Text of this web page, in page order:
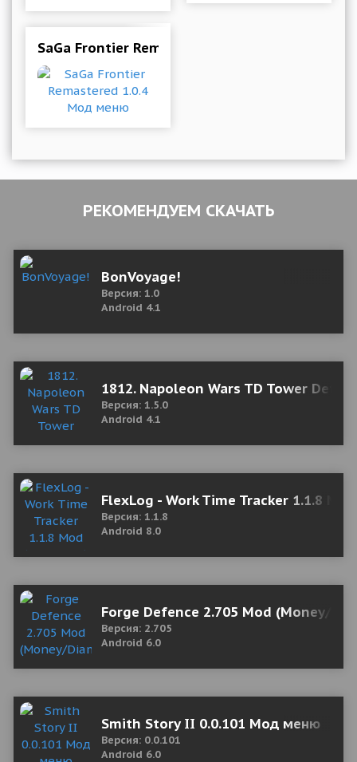
SaGa Frontier Remastered 1.0.4 Мод меню
РЕКОМЕНДУЕМ СКАЧАТЬ
BonVoyage!
Версия: 1.0
Android 4.1
1812. Napoleon Wars TD Tower
Версия: 1.5.0
Android 4.1
FlexLog - Work Time Tracker 1.1.8
Версия: 1.1.8
Android 8.0
Forge Defence 2.705 Mod (Money/
Версия: 2.705
Android 6.0
Smith Story II 0.0.101 Мод меню
Версия: 0.0.101
Android 6.0